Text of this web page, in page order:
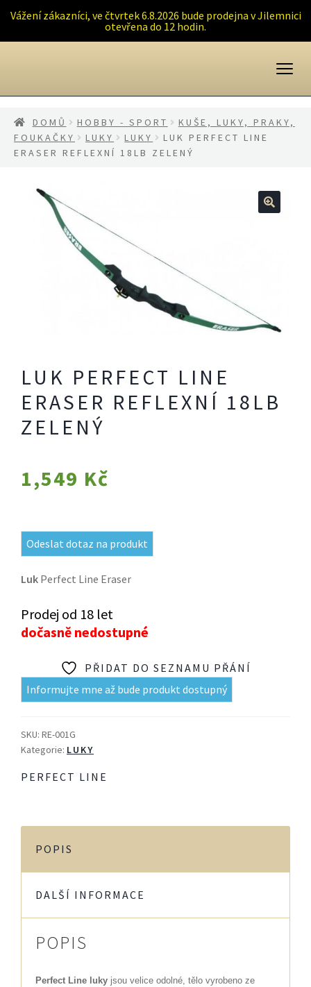
Vážení zákazníci, ve čtvrtek 6.8.2026 bude prodejna v Jilemnici
otevřena do 12 hodin.
DOMŮ HOBBY - SPORT
KUŠE, LUKY, PRAKY,
FOUKAČKY
LUKY LUKY
LUK PERFECT LINE
ERASER REFLEXNÍ 18LB ZELENÝ
LUK PERFECT LINE
ERASER REFLEXNÍ 18LB
ZELENÝ
1,549 Kč
Odeslat dotaz na produkt
Luk Perfect Line Eraser
Prodej od 18 let
dočasně nedostupné
PŘIDAT DO SEZNAMU PŘÁNÍ
Informujte mne až bude produkt dostupný
SKU: RE-001G
Kategorie: LUKY
PERFECT LINE
POPIS
DALŠÍ INFORMACE
POPIS
Perfect Line luky jsou velice odolné, tělo vyrobeno ze